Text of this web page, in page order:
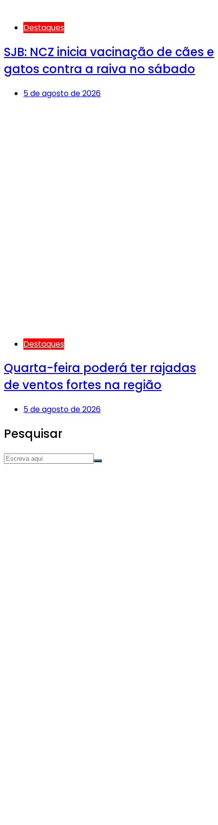
Destaques
SJB: NCZ inicia vacinação de cães e
gatos contra a raiva no sábado
5 de agosto de 2026
Destaques
Quarta-feira poderá ter rajadas
de ventos fortes na região
5 de agosto de 2026
Pesquisar